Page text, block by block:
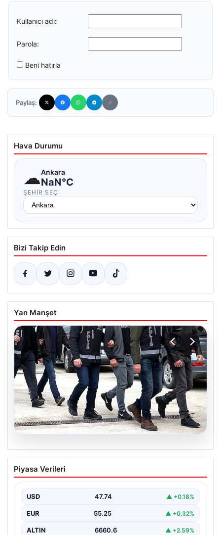
Kullanıcı adı:
Parola:
Beni hatırla
Paylaş:
Hava Durumu
☁Ankara
NaN°C
ŞEHIR SEÇ
Bizi Takip Edin
Yan Manşet
07.08.2026
Holding patronuna bahis suçlaması.
Tüm malvarlığına el konuldu
Piyasa Verileri
USD 47.74 ▲ +0.18%
EUR 55.25 ▲ +0.32%
ALTIN 6660.6 ▲ +2.59%